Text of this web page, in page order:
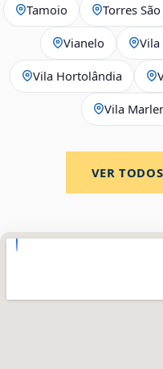
Tamoio Torres São
Vianelo Vila
Vila Hortolândia
Vila
VER